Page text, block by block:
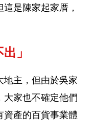
是陳家起家厝，
」
主，但由於吳家
家也不確定他們
產的百貨事業體